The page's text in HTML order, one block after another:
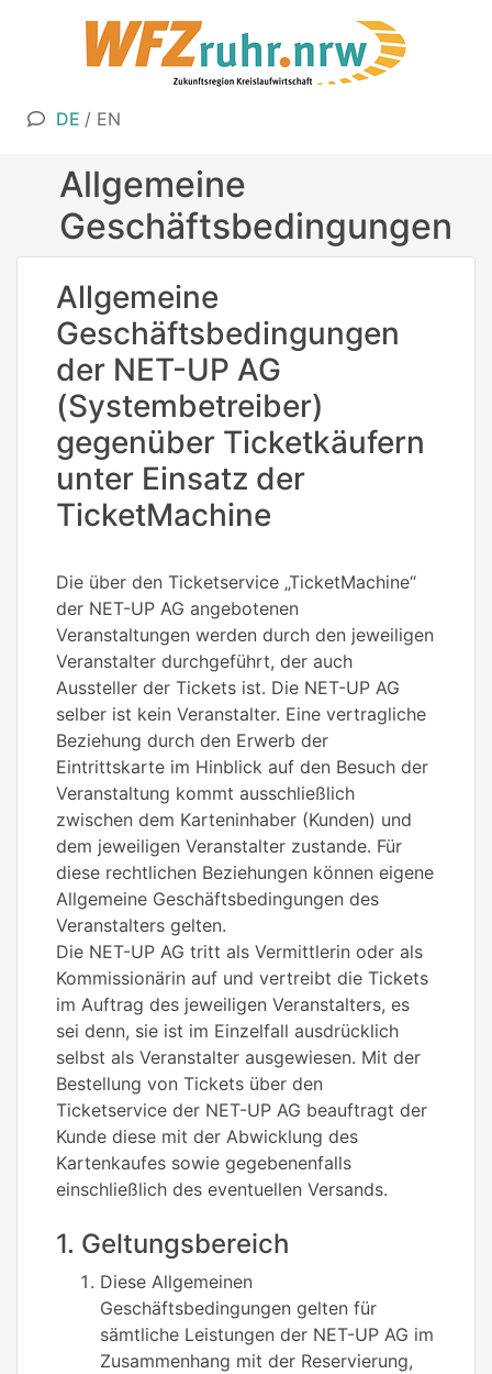
DE / EN
Allgemeine
Geschäftsbedingungen
Allgemeine
Geschäftsbedingungen
der NET-UP AG
(Systembetreiber)
gegenüber Ticketkäufern
unter Einsatz der
TicketMachine
Die über den Ticketservice „TicketMachine“
der NET-UP AG angebotenen
Veranstaltungen werden durch den jeweiligen
Veranstalter durchgeführt, der auch
Aussteller der Tickets ist. Die NET-UP AG
selber ist kein Veranstalter. Eine vertragliche
Beziehung durch den Erwerb der
Eintrittskarte im Hinblick auf den Besuch der
Veranstaltung kommt ausschließlich
zwischen dem Karteninhaber (Kunden) und
dem jeweiligen Veranstalter zustande. Für
diese rechtlichen Beziehungen können eigene
Allgemeine Geschäftsbedingungen des
Veranstalters gelten.
Die NET-UP AG tritt als Vermittlerin oder als
Kommissionärin auf und vertreibt die Tickets
im Auftrag des jeweiligen Veranstalters, es
sei denn, sie ist im Einzelfall ausdrücklich
selbst als Veranstalter ausgewiesen. Mit der
Bestellung von Tickets über den
Ticketservice der NET-UP AG beauftragt der
Kunde diese mit der Abwicklung des
Kartenkaufes sowie gegebenenfalls
einschließlich des eventuellen Versands.
1. Geltungsbereich
Diese Allgemeinen
Geschäftsbedingungen gelten für
sämtliche Leistungen der NET-UP AG im
Zusammenhang mit der Reservierung,